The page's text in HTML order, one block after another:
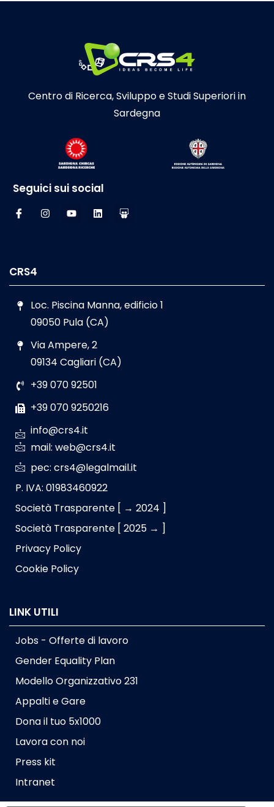
Centro di Ricerca, Sviluppo e Studi Superiori in
Sardegna
Seguici sui social
CRS4
Loc. Piscina Manna, edificio 1
09050 Pula (CA)
Via Ampere, 2
09134 Cagliari (CA)
+39 070 92501
+39 070 9250216
info@crs4.it
mail: web@crs4.it
pec: crs4@legalmail.it
P. IVA: 01983460922
Società Trasparente [ → 2024 ]
Società Trasparente [ 2025 → ]
Privacy Policy
Cookie Policy
LINK UTILI
Jobs - Offerte di lavoro
Gender Equality Plan
Modello Organizzativo 231
Appalti e Gare
Dona il tuo 5x1000
Lavora con noi
Press kit
Intranet